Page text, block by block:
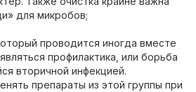
для микробов;
проводится иногда вместе
профилактика, или борьба
вторичной инфекцией.
препараты из этой группы при